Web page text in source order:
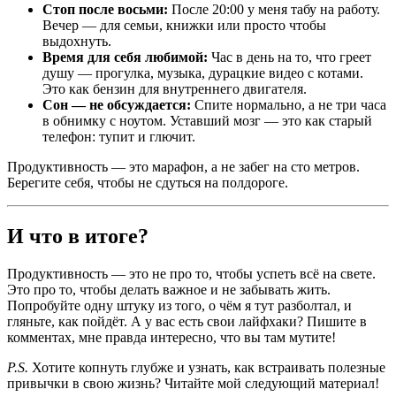
Стоп после восьми: После 20:00 у меня табу на работу.
Вечер — для семьи, книжки или просто чтобы
выдохнуть.
Время для себя любимой: Час в день на то, что греет
душу — прогулка, музыка, дурацкие видео с котами.
Это как бензин для внутреннего двигателя.
Сон — не обсуждается: Спите нормально, а не три часа
в обнимку с ноутом. Уставший мозг — это как старый
телефон: тупит и глючит.
Продуктивность — это марафон, а не забег на сто метров.
Берегите себя, чтобы не сдуться на полдороге.
И что в итоге?
Продуктивность — это не про то, чтобы успеть всё на свете.
Это про то, чтобы делать важное и не забывать жить.
Попробуйте одну штуку из того, о чём я тут разболтал, и
гляньте, как пойдёт. А у вас есть свои лайфхаки? Пишите в
комментах, мне правда интересно, что вы там мутите!
P.S. Хотите копнуть глубже и узнать, как встраивать полезные
привычки в свою жизнь? Читайте мой следующий материал!